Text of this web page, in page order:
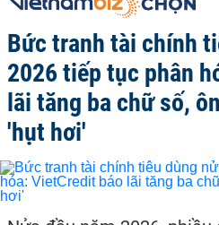
Bức tranh tài chính
2026 tiếp tục phân
lãi tăng ba chữ số,
'hụt hơi'